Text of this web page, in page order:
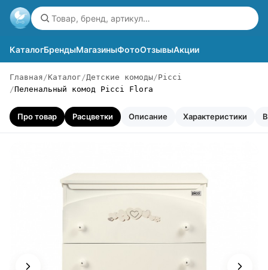
КаталогБрендыМагазиныФотоОтзывыАкции
Главная Каталог Детские комоды Picci
Пеленальный комод Picci Flora
Про товар Расцветки Описание Характеристики